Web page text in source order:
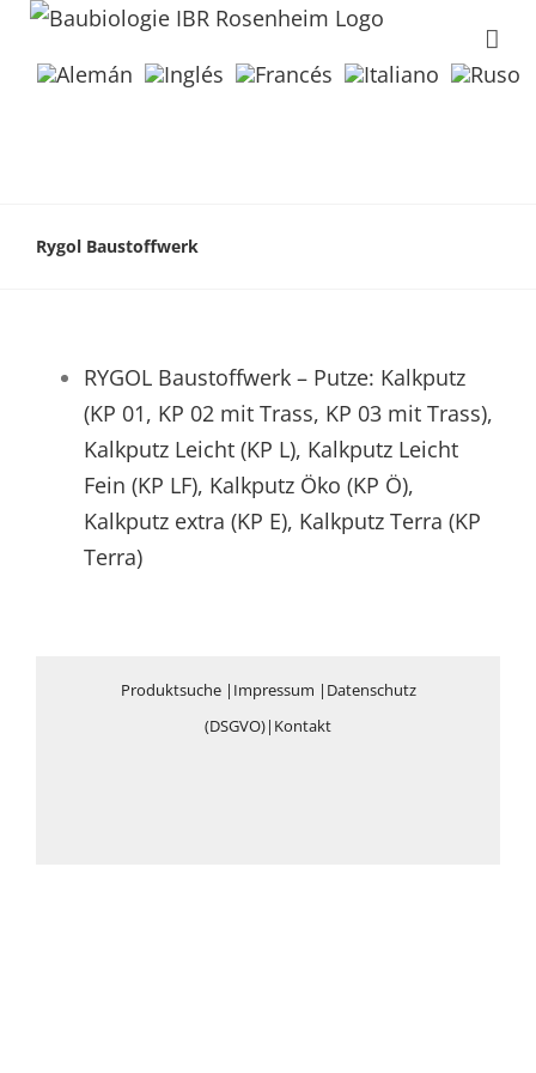
Rygol Baustoffwerk
RYGOL Baustoffwerk – Putze: Kalkputz
(KP 01, KP 02 mit Trass, KP 03 mit Trass),
Kalkputz Leicht (KP L), Kalkputz Leicht
Fein (KP LF), Kalkputz Öko (KP Ö),
Kalkputz extra (KP E), Kalkputz Terra (KP
Terra)
Produktsuche| Impressum | Datenschutz
(DSGVO)| Kontakt